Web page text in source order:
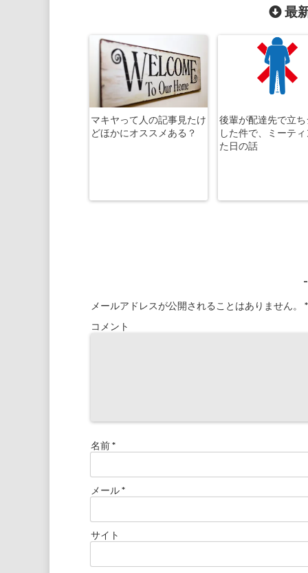
最
マキヤって人の記事見たけ
どほかにオススメある？
後輩が配達先で立
した件で、ミーテ
た日の話
メールアドレスが公開されることはありません。
*
コメント
名前*
メール*
サイト